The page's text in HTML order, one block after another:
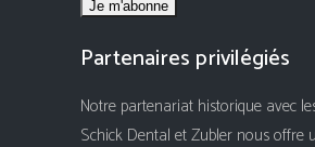
Partenaires privilégiés
Notre partenariat historique avec
Schick Dental et Zubler nous offre